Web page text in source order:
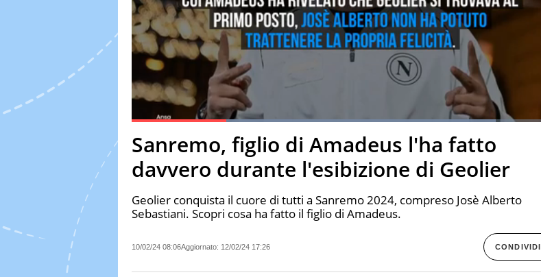
PauseUnmuteCurrent TimeDuration
1:24
Loaded:83.20%
Fullscreen
Sanremo, figlio di Amadeus l'ha fatto
davvero durante l'esibizione di Geolier
Geolier conquista il cuore di tutti a Sanremo 2024, compreso Josè Alberto
Sebastiani. Scopri cosa ha fatto il figlio di Amadeus.
10/02/24 08:06Aggiornato: 12/02/24 17:26 CONDIVIDI